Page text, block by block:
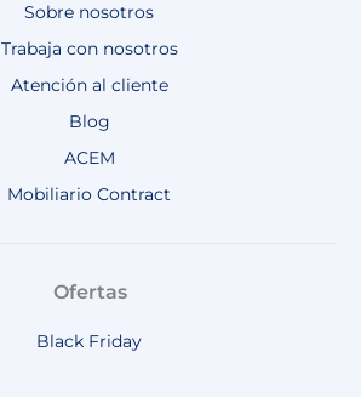
Sobre nosotros
Trabaja con nosotros
Atención al cliente
Blog
ACEM
Mobiliario Contract
Ofertas
Black Friday